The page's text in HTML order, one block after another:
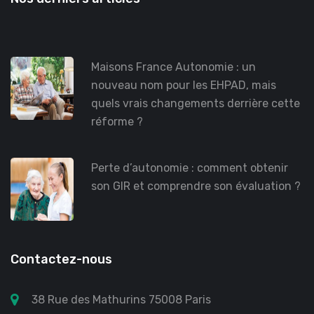
Maisons France Autonomie : un
nouveau nom pour les EHPAD, mais
quels vrais changements derrière cette
réforme ?
Perte d’autonomie : comment obtenir
son GIR et comprendre son évaluation ?
Contactez-nous
38 Rue des Mathurins 75008 Paris